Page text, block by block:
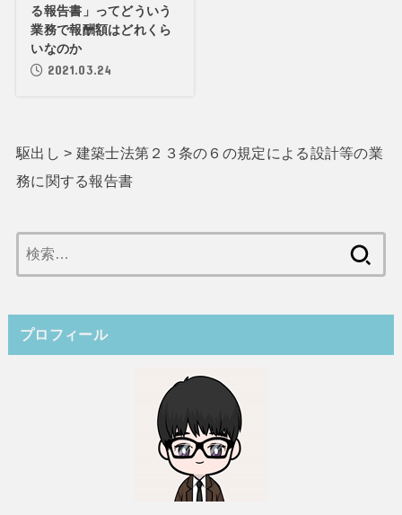
る報告書」ってどういう
業務で報酬額はどれくら
いなのか
2021.03.24
駆出し > 建築士法第２３条の６の規定による設計等の業
務に関する報告書
索:
プロフィール